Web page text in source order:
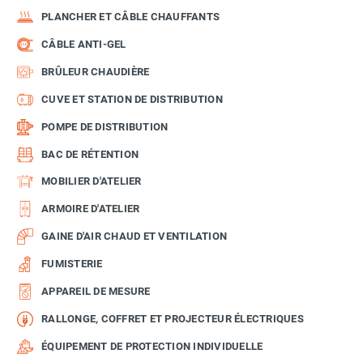
PLANCHER ET CÂBLE CHAUFFANTS
CÂBLE ANTI-GEL
BRÛLEUR CHAUDIÈRE
CUVE ET STATION DE DISTRIBUTION
POMPE DE DISTRIBUTION
BAC DE RÉTENTION
MOBILIER D'ATELIER
ARMOIRE D'ATELIER
GAINE D'AIR CHAUD ET VENTILATION
FUMISTERIE
APPAREIL DE MESURE
RALLONGE, COFFRET ET PROJECTEUR ÉLECTRIQUES
ÉQUIPEMENT DE PROTECTION INDIVIDUELLE